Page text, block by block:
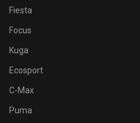
Fiesta
Focus
Kuga
Ecosport
C-Max
Puma